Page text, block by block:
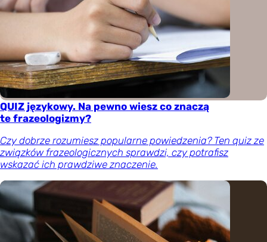
QUIZ językowy. Na pewno wiesz co znaczą
te frazeologizmy?
Czy dobrze rozumiesz popularne powiedzenia? Ten quiz ze
związków frazeologicznych sprawdzi, czy potrafisz
wskazać ich prawdziwe znaczenie.